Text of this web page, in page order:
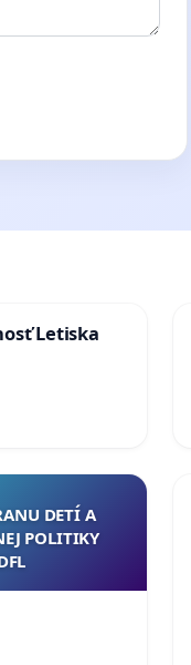
Letiska
DETÍ A
POLITIKY